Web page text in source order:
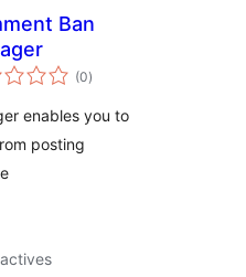
Ban
(0notes
en
)
enables you to
posting